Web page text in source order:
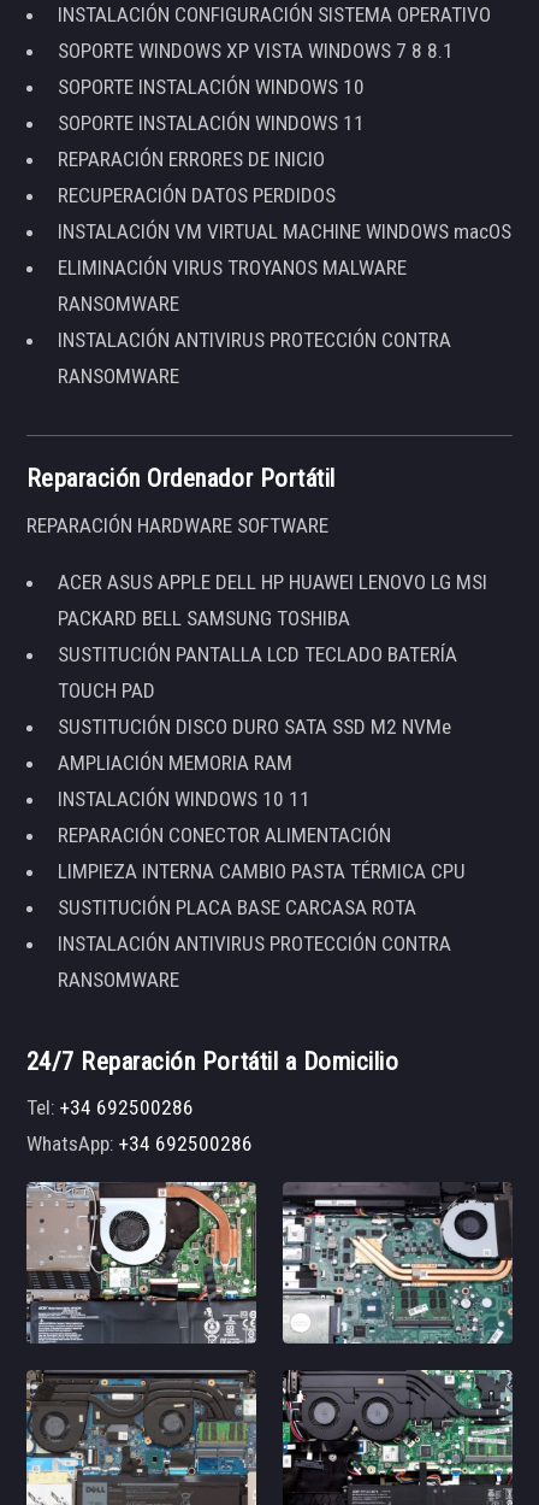
INSTALACIÓN CONFIGURACIÓN SISTEMA OPERATIVO
SOPORTE WINDOWS XP VISTA WINDOWS 7 8 8.1
SOPORTE INSTALACIÓN WINDOWS 10
SOPORTE INSTALACIÓN WINDOWS 11
REPARACIÓN ERRORES DE INICIO
RECUPERACIÓN DATOS PERDIDOS
INSTALACIÓN VM VIRTUAL MACHINE WINDOWS macOS
ELIMINACIÓN VIRUS TROYANOS MALWARE
RANSOMWARE
INSTALACIÓN ANTIVIRUS PROTECCIÓN CONTRA
RANSOMWARE
Reparación Ordenador Portátil
REPARACIÓN HARDWARE SOFTWARE
ACER ASUS APPLE DELL HP HUAWEI LENOVO LG MSI
PACKARD BELL SAMSUNG TOSHIBA
SUSTITUCIÓN PANTALLA LCD TECLADO BATERÍA
TOUCH PAD
SUSTITUCIÓN DISCO DURO SATA SSD M2 NVMe
AMPLIACIÓN MEMORIA RAM
INSTALACIÓN WINDOWS 10 11
REPARACIÓN CONECTOR ALIMENTACIÓN
LIMPIEZA INTERNA CAMBIO PASTA TÉRMICA CPU
SUSTITUCIÓN PLACA BASE CARCASA ROTA
INSTALACIÓN ANTIVIRUS PROTECCIÓN CONTRA
RANSOMWARE
24/7 Reparación Portátil a Domicilio
Tel:+34 692500286
WhatsApp:+34 692500286